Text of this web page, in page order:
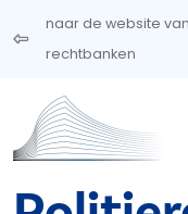
Overslaan en naar de
naar de website
rechtbanken